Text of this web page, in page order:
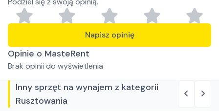
Napisz opinię
Opinie o MasteRent
Brak opinii do wyświetlenia
Inny sprzęt na wynajem z kategorii
Rusztowania